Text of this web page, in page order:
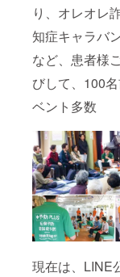
り、オレオレ
知症キャラバ
など、患者様
びして、100
ベント多数
現在は、LINE